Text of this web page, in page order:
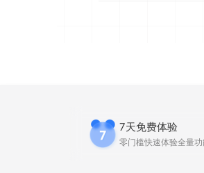
7天免费体验
零门槛快速体验全量